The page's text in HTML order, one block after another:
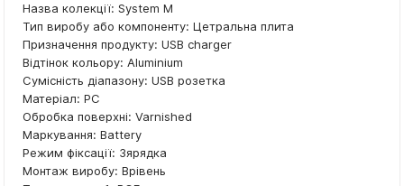
Назва колекції: System M
Тип виробу або компоненту: Цетральна плита
Призначення продукту: USB charger
Відтінок кольору: Aluminium
Сумісність діапазону: USB розетка
Матеріал: PC
Обробка поверхні: Varnished
Маркування: Battery
Режим фіксації: Зярядка
Монтаж виробу: Врівень